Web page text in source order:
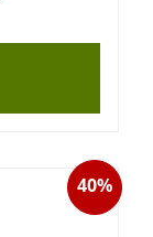
40%